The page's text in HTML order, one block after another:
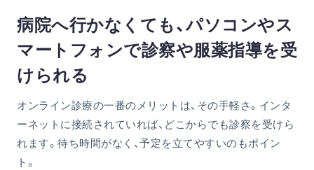
病院へ行かなくても、パソコンやス
マートフォンで診察や服薬指導を受
けられる
オンライン診療の一番のメリットは、その手軽さ。インタ
ーネットに接続されていれば、どこからでも診察を受けら
れます。待ち時間がなく、予定を立てやすいのもポイン
ト。